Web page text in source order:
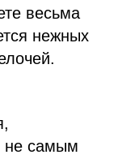
весьма
нежных
не самым